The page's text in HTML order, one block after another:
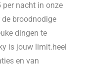
per nacht in onze
broodnodige
dingen te
is jouw limit.heel
en van